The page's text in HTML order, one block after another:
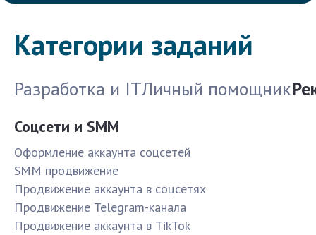
Категории заданий
Разработка и ITЛичный помощник
Соцсети и SMM
Оформление аккаунта соцсетей
SMM продвижение
Продвижение аккаунта в соцсетях
Продвижение Telegram-канала
Продвижение аккаунта в TikTok